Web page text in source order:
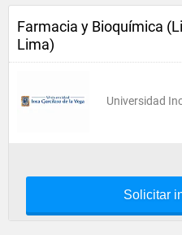
Farmacia y Bioquímica
Lima)
Universidad
Solicitar